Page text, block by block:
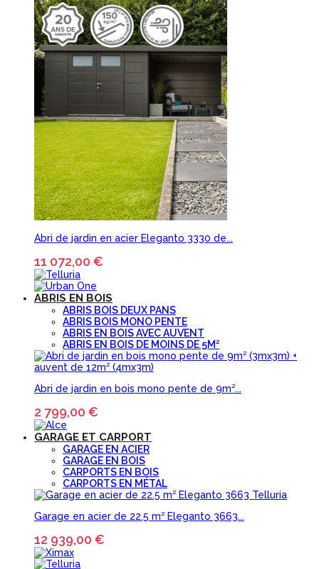
Abri de jardin en acier Eleganto 3330 de...
11 072,00 €
ABRIS EN BOIS
ABRIS BOIS DEUX PANS
ABRIS BOIS MONO PENTE
ABRIS EN BOIS AVEC AUVENT
ABRIS EN BOIS DE MOINS DE 5M²
Abri de jardin en bois mono pente de 9m²...
2 799,00 €
GARAGE ET CARPORT
GARAGE EN ACIER
GARAGE EN BOIS
CARPORTS EN BOIS
CARPORTS EN MÉTAL
Garage en acier de 22.5 m² Eleganto 3663...
12 939,00 €